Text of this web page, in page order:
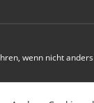
wenn nicht